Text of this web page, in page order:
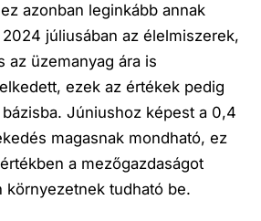
azonban leginkább annak
júliusában az élelmiszerek,
az üzemanyag ára is
ezek az értékek pedig
Júniushoz képest a 0,4
magasnak mondható, ez
a mezőgazdaságot
környezetnek tudható be.